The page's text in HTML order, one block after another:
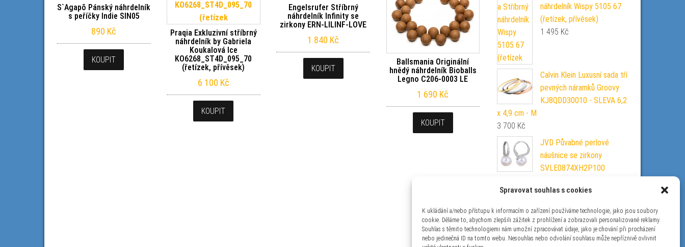
Spravovat souhlas s cookies
K ukládání a/nebo přístupu k informacím o zařízení používáme technologie, jako jsou soubory
cookie. Děláme to, abychom zlepšili zážitek z prohlížení a zobrazovali personalizované reklamy.
Souhlas s těmito technologiemi nám umožní zpracovávat údaje, jako je chování při procházení
nebo jedinečná ID na tomto webu. Nesouhlas nebo odvolání souhlasu může nepříznivě ovlivnit
S`Agapõ Pánský náhrdelník
s peříčky Indie SIN05
890 Kč
KOUPIT
Praqia Exkluzivní stříbrný
náhrdelník by Gabriela
Koukalová Ice
KO6268_ST4D_095_70
(řetízek, přívěsek)
6 100 Kč
KOUPIT
Engelsrufer Stříbrný
náhrdelník Infinity se
zirkony ERN-LILINF-LOVE
1 840 Kč
KOUPIT
Ballsmania Originální
hnědý náhrdelník Bioballs
Legno C206-0003 LE
1 690 Kč
KOUPIT
náhrdelník Wispy 5105 67
(řetízek, přívěsek)
1 495 Kč
Calvin Klein Luxusní sada tří
pevných náramků Groovy
KJ8QDD30010 - SLEVA 6,2
x 4,9 cm - M
3 700 Kč
JVD Půvabné perlové
náušnice se zirkony
SVLE0874XH2P100
Reflexions 597943 21 cm
1 799Kč